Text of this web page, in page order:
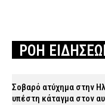
ΡΟΗ
Σοβαρό ατύχημα στην
υπέστη κάταγμα στον